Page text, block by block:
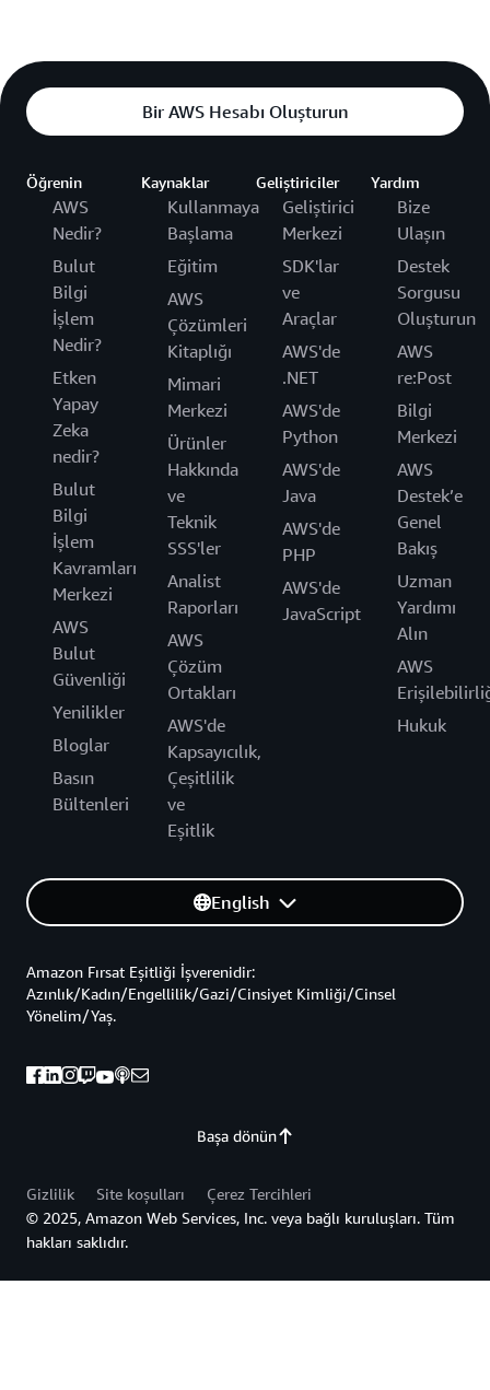
Bir AWS Hesabı Oluşturun
Öğrenin
AWS
Nedir?
Bulut
Bilgi
İşlem
Nedir?
Etken
Yapay
Zeka
nedir?
Bulut
Bilgi
İşlem
Kavramları
Merkezi
AWS
Bulut
Güvenliği
Yenilikler
Bloglar
Basın
Bültenleri
Kaynaklar
Kullanmaya
Başlama
Eğitim
AWS
Çözümleri
Kitaplığı
Mimari
Merkezi
Ürünler
Hakkında
ve
Teknik
SSS'ler
Analist
Raporları
AWS
Çözüm
Ortakları
AWS'de
Kapsayıcılık,
Çeşitlilik
ve
Eşitlik
Geliştiriciler
Geliştirici
Merkezi
SDK'lar
ve
Araçlar
AWS'de
.NET
AWS'de
Python
AWS'de
Java
AWS'de
PHP
AWS'de
JavaScript
Yardım
Bize
Ulaşın
Destek
Sorgusu
Oluşturun
AWS
re:Post
Bilgi
Merkezi
AWS
Destek’e
Genel
Bakış
Uzman
Yardımı
Alın
AWS
Hukuk
English
Başa dönün
Amazon Fırsat Eşitliği İşverenidir:
Azınlık/Kadın/Engellilik/Gazi/Cinsiyet Kimliği/Cinsel
Yönelim/Yaş.
Gizlilik Site koşulları
Çerez Tercihleri
© 2025, Amazon Web Services, Inc. veya bağlı kuruluşları. Tüm
hakları saklıdır.